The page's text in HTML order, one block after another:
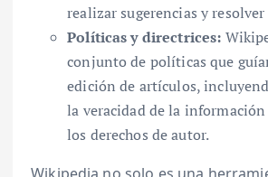
realizar sugerencias y
Políticas y directrices:
conjunto de políticas que
edición de artículos,
la veracidad de la
los derechos de autor.